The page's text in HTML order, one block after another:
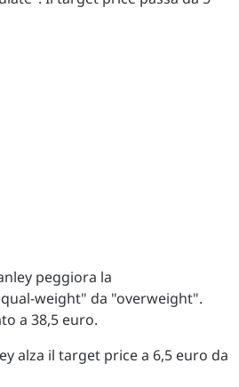
peggiora la
weight" da "overweight".
a 38,5 euro.
alza il target price a 6,5 euro da